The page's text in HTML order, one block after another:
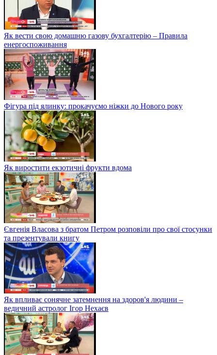
Як вести свою домашню газову бухгалтерію – Правила
енергоспоживання
Фігура під ялинку: прокачуємо ніжки до Нового року
Як виростити екзотичні фрукти вдома
Євгенія Власова з братом Петром розповіли про свої стосунки
та презентували книгу
Як впливає сонячне затемнення на здоров'я людини –
ведичний астролог Ігор Нехаєв